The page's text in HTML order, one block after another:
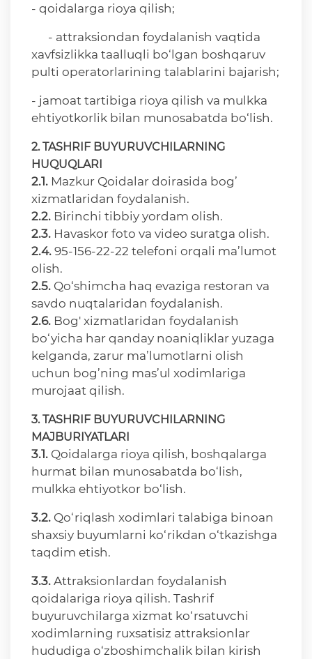
- qoidalarga rioya qilish;
- attraksiondan foydalanish vaqtida
xavfsizlikka taalluqli bo‘lgan boshqaruv
pulti operatorlarining talablarini bajarish;
- jamoat tartibiga rioya qilish va mulkka
ehtiyotkorlik bilan munosabatda bo‘lish.
2. TASHRIF BUYURUVCHILARNING
HUQUQLARI
2.1. Mazkur Qoidalar doirasida bog’
xizmatlaridan foydalanish.
2.2. Birinchi tibbiy yordam olish.
2.3. Havaskor foto va video suratga olish.
2.4. 95-156-22-22 telefoni orqali ma’lumot
olish.
2.5. Qo‘shimcha haq evaziga restoran va
savdo nuqtalaridan foydalanish.
2.6. Bog' xizmatlaridan foydalanish
bo‘yicha har qanday noaniqliklar yuzaga
kelganda, zarur ma’lumotlarni olish
uchun bog’ning mas’ul xodimlariga
murojaat qilish.
3. TASHRIF BUYURUVCHILARNING
MAJBURIYATLARI
3.1. Qoidalarga rioya qilish, boshqalarga
hurmat bilan munosabatda bo‘lish,
mulkka ehtiyotkor bo‘lish.
3.2. Qo‘riqlash xodimlari talabiga binoan
shaxsiy buyumlarni ko‘rikdan o‘tkazishga
taqdim etish.
3.3. Attraksionlardan foydalanish
qoidalariga rioya qilish. Tashrif
buyuruvchilarga xizmat ko‘rsatuvchi
xodimlarning ruxsatisiz attraksionlar
hududiga o‘zboshimchalik bilan kirish